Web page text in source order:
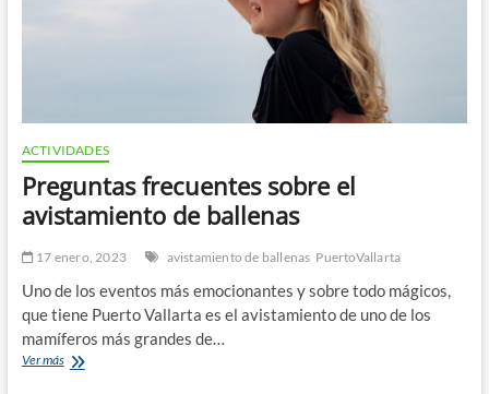
ACTIVIDADES
Preguntas frecuentes sobre el
avistamiento de ballenas
17 enero, 2023 avistamiento de ballenas PuertoVallarta
Uno de los eventos más emocionantes y sobre todo mágicos,
que tiene Puerto Vallarta es el avistamiento de uno de los
mamíferos más grandes de…
Ver másPreguntas